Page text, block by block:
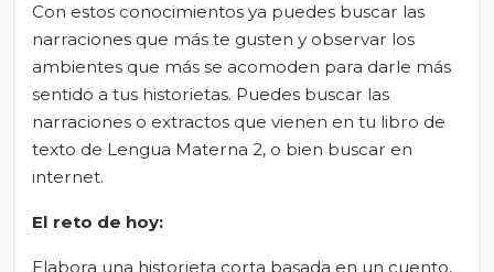
Con estos conocimientos ya puedes buscar las
narraciones que más te gusten y observar los
ambientes que más se acomoden para darle más
sentido a tus historietas. Puedes buscar las
narraciones o extractos que vienen en tu libro de
texto de Lengua Materna 2, o bien buscar en
internet.
El reto de hoy:
Elabora una historieta corta basada en un cuento,